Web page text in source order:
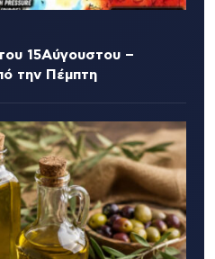
15Αύγουστου –
την Πέμπτη